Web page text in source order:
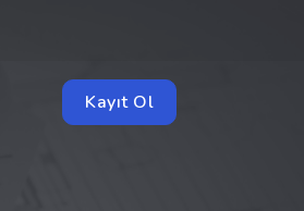
Kayıt Ol